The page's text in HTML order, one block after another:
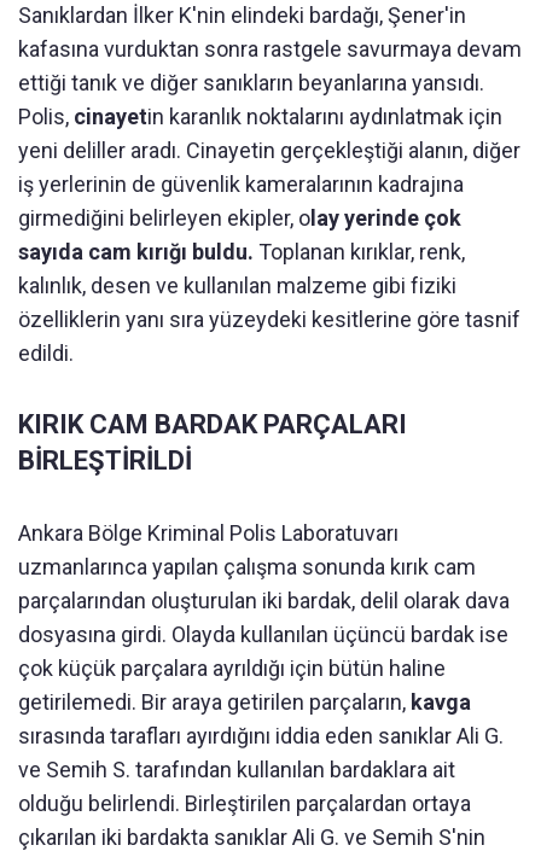
Sanıklardan İlker K'nin elindeki bardağı, Şener'in
kafasına vurduktan sonra rastgele savurmaya devam
ettiği tanık ve diğer sanıkların beyanlarına yansıdı.
Polis, cinayetin karanlık noktalarını aydınlatmak için
yeni deliller aradı. Cinayetin gerçekleştiği alanın, diğer
iş yerlerinin de güvenlik kameralarının kadrajına
girmediğini belirleyen ekipler, olay yerinde çok
sayıda cam kırığı buldu. Toplanan kırıklar, renk,
kalınlık, desen ve kullanılan malzeme gibi fiziki
özelliklerin yanı sıra yüzeydeki kesitlerine göre tasnif
edildi.
KIRIK CAM BARDAK PARÇALARI
BİRLEŞTİRİLDİ
Ankara Bölge Kriminal Polis Laboratuvarı
uzmanlarınca yapılan çalışma sonunda kırık cam
parçalarından oluşturulan iki bardak, delil olarak dava
dosyasına girdi. Olayda kullanılan üçüncü bardak ise
çok küçük parçalara ayrıldığı için bütün haline
getirilemedi. Bir araya getirilen parçaların, kavga
sırasında tarafları ayırdığını iddia eden sanıklar Ali G.
ve Semih S. tarafından kullanılan bardaklara ait
olduğu belirlendi. Birleştirilen parçalardan ortaya
çıkarılan iki bardakta sanıklar Ali G. ve Semih S'nin